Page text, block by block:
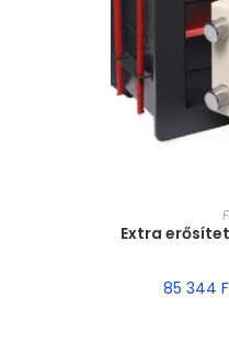
MÉRET
Extra
85 344